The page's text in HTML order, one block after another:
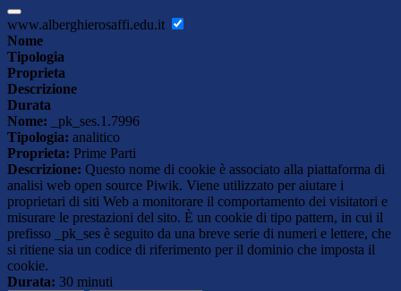
www.alberghierosaffi.edu.it
Nome
Tipologia
Proprieta
Descrizione
Durata
Nome: _pk_ses.1.7996
Tipologia: analitico
Proprieta: Prime Parti
Descrizione: Questo nome di cookie è associato alla piattaforma di
analisi web open source Piwik. Viene utilizzato per aiutare i
proprietari di siti Web a monitorare il comportamento dei visitatori e
misurare le prestazioni del sito. È un cookie di tipo pattern, in cui il
prefisso _pk_ses è seguito da una breve serie di numeri e lettere, che
si ritiene sia un codice di riferimento per il dominio che imposta il
cookie.
Durata: 30 minuti